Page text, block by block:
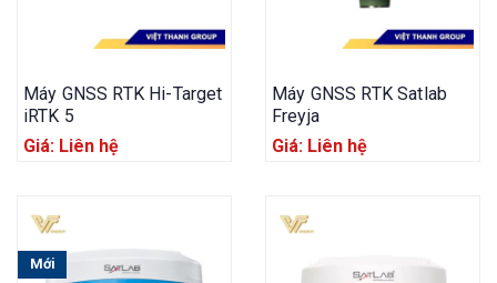
Máy GNSS RTK Hi-Target
iRTK 5
Giá: Liên hệ
Máy GNSS RTK Satlab
Freyja
Giá: Liên hệ
Mới